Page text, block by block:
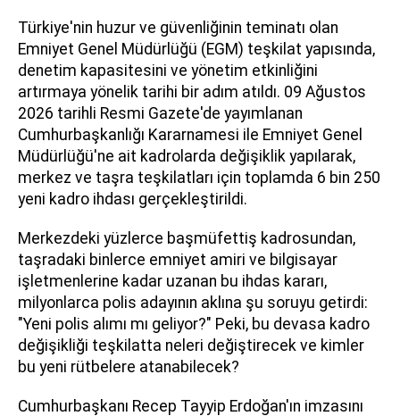
Türkiye'nin huzur ve güvenliğinin teminatı olan
Emniyet Genel Müdürlüğü (EGM) teşkilat yapısında,
denetim kapasitesini ve yönetim etkinliğini
artırmaya yönelik tarihi bir adım atıldı. 09 Ağustos
2026 tarihli Resmi Gazete'de yayımlanan
Cumhurbaşkanlığı Kararnamesi ile Emniyet Genel
Müdürlüğü'ne ait kadrolarda değişiklik yapılarak,
merkez ve taşra teşkilatları için toplamda 6 bin 250
yeni kadro ihdası gerçekleştirildi.
Merkezdeki yüzlerce başmüfettiş kadrosundan,
taşradaki binlerce emniyet amiri ve bilgisayar
işletmenlerine kadar uzanan bu ihdas kararı,
milyonlarca polis adayının aklına şu soruyu getirdi:
"Yeni polis alımı mı geliyor?" Peki, bu devasa kadro
değişikliği teşkilatta neleri değiştirecek ve kimler
bu yeni rütbelere atanabilecek?
Cumhurbaşkanı Recep Tayyip Erdoğan'ın imzasını